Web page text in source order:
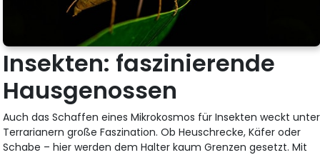
Insekten: faszinierende
Hausgenossen
Auch das Schaffen eines Mikrokosmos für Insekten weckt unter
Terrarianern große Faszination. Ob Heuschrecke, Käfer oder
Schabe – hier werden dem Halter kaum Grenzen gesetzt. Mit